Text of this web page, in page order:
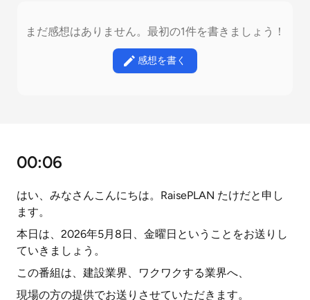
まだ感想はありません。最初の1件を書きましょう！
感想を書く
00:06
はい、みなさんこんにちは。RaisePLAN たけだと申し
ます。
本日は、2026年5月8日、金曜日ということをお送りし
ていきましょう。
この番組は、建設業界、ワクワクする業界へ、
現場の方の提供でお送りさせていただきます。